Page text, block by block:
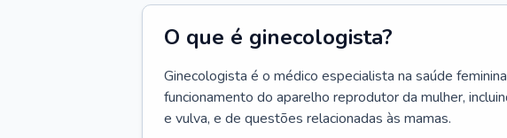
O que é ginecologista?
Ginecologista é o médico especialista na saúde
funcionamento do aparelho reprodutor da mulher,
e vulva, e de questões relacionadas às mamas.